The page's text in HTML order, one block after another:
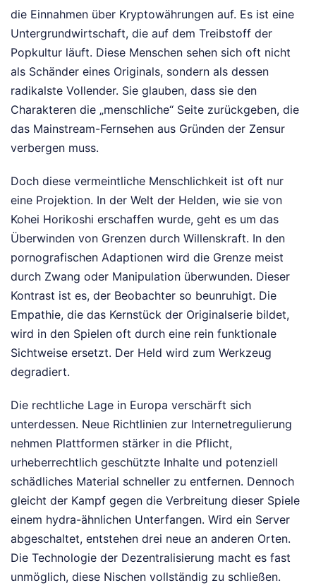
die Einnahmen über Kryptowährungen auf. Es ist eine
Untergrundwirtschaft, die auf dem Treibstoff der
Popkultur läuft. Diese Menschen sehen sich oft nicht
als Schänder eines Originals, sondern als dessen
radikalste Vollender. Sie glauben, dass sie den
Charakteren die „menschliche“ Seite zurückgeben, die
das Mainstream-Fernsehen aus Gründen der Zensur
verbergen muss.
Doch diese vermeintliche Menschlichkeit ist oft nur
eine Projektion. In der Welt der Helden, wie sie von
Kohei Horikoshi erschaffen wurde, geht es um das
Überwinden von Grenzen durch Willenskraft. In den
pornografischen Adaptionen wird die Grenze meist
durch Zwang oder Manipulation überwunden. Dieser
Kontrast ist es, der Beobachter so beunruhigt. Die
Empathie, die das Kernstück der Originalserie bildet,
wird in den Spielen oft durch eine rein funktionale
Sichtweise ersetzt. Der Held wird zum Werkzeug
degradiert.
Die rechtliche Lage in Europa verschärft sich
unterdessen. Neue Richtlinien zur Internetregulierung
nehmen Plattformen stärker in die Pflicht,
urheberrechtlich geschützte Inhalte und potenziell
schädliches Material schneller zu entfernen. Dennoch
gleicht der Kampf gegen die Verbreitung dieser Spiele
einem hydra-ähnlichen Unterfangen. Wird ein Server
abgeschaltet, entstehen drei neue an anderen Orten.
Die Technologie der Dezentralisierung macht es fast
unmöglich, diese Nischen vollständig zu schließen.